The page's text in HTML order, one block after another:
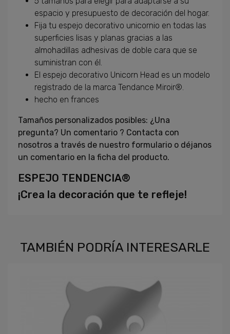
espacio y presupuesto de decoración del hogar.
Fija tu espejo decorativo unicornio en todas las
superficies lisas y planas gracias a las
almohadillas adhesivas de doble cara que se
suministran con él.
El espejo decorativo Unicorn Head es un modelo
registrado de la marca Tendance Miroir®.
hecho en frances
Tamaños personalizados posibles: ¿Una
pregunta? Un comentario ? Contacta con
nosotros a través de nuestro formulario o déjanos
un comentario en la ficha del producto.
ESPEJO TENDENCIA®
¡Crea la decoración que te refleje!
TAMBIÉN PODRÍA INTERESARLE